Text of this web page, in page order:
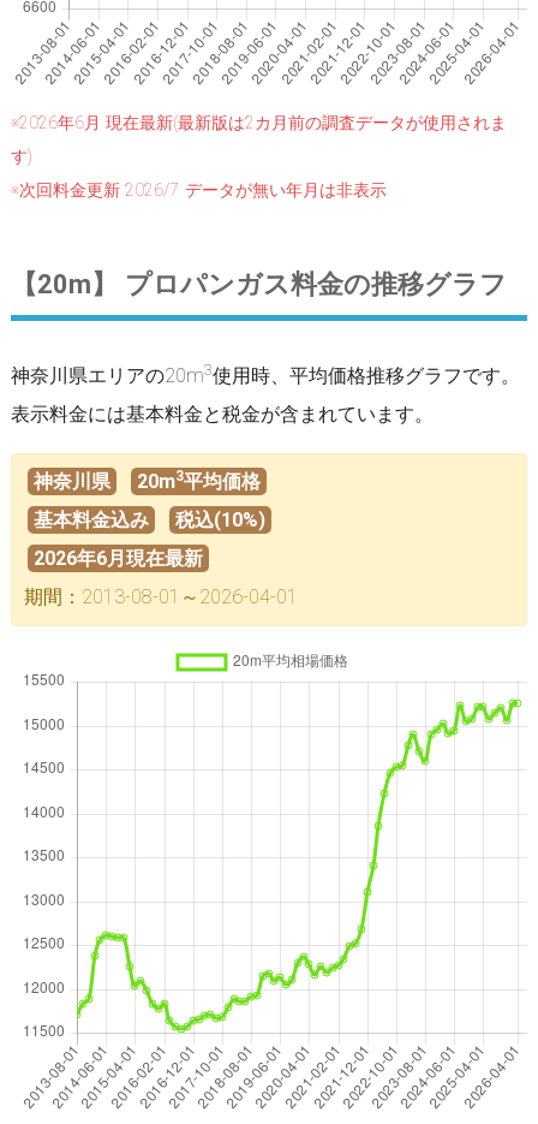
※2026年6月 現在最新(最新版は2カ月前の調査データが使用されま
す)
※次回料金更新 2026/7 データが無い年月は非表示
【20m】 プロパンガス料金の推移グラフ
神奈川県エリアの20m3使用時、平均価格推移グラフです。
表示料金には基本料金と税金が含まれています。
神奈川県 20m3平均価格
基本料金込み
税込(10%)
2026年6月現在最新
期間：2013-08-01～2026-04-01